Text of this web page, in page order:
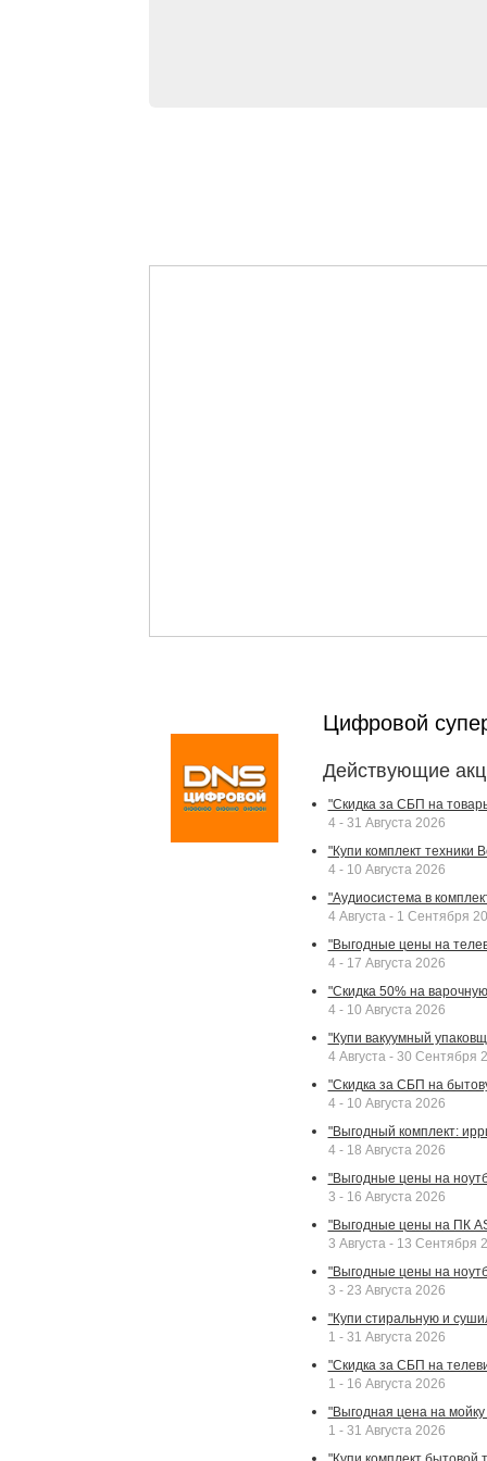
Цифровой
Действующие
"Скидка за СБП на
4 - 31 Августа 2026
"Купи комплект техники
4 - 10 Августа 2026
"Аудиосистема в
4 Августа - 1 Сентября
"Выгодные цены на
4 - 17 Августа 2026
"Скидка 50% на
4 - 10 Августа 2026
"Купи вакуумный
4 Августа - 30 Сентября
"Скидка за СБП на
4 - 10 Августа 2026
"Выгодный комплект:
4 - 18 Августа 2026
"Выгодные цены на
3 - 16 Августа 2026
"Выгодные цены на ПК
3 Августа - 13 Сентября
"Выгодные цены на
3 - 23 Августа 2026
"Купи стиральную и
1 - 31 Августа 2026
"Скидка за СБП на
1 - 16 Августа 2026
"Выгодная цена на
1 - 31 Августа 2026